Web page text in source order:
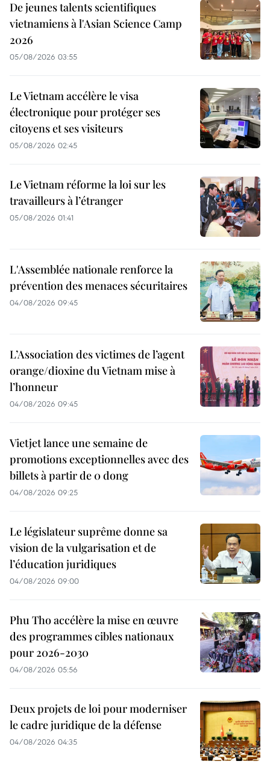
De jeunes talents scientifiques
vietnamiens à l'Asian Science Camp
2026
05/08/2026 03:55
Le Vietnam accélère le visa
électronique pour protéger ses
citoyens et ses visiteurs
05/08/2026 02:45
Le Vietnam réforme la loi sur les
travailleurs à l’étranger
05/08/2026 01:41
L'Assemblée nationale renforce la
prévention des menaces sécuritaires
04/08/2026 09:45
L’Association des victimes de l’agent
orange/dioxine du Vietnam mise à
l’honneur
04/08/2026 09:45
Vietjet lance une semaine de
promotions exceptionnelles avec des
billets à partir de 0 dong
04/08/2026 09:25
Le législateur suprême donne sa
vision de la vulgarisation et de
l’éducation juridiques
04/08/2026 09:00
Phu Tho accélère la mise en œuvre
des programmes cibles nationaux
pour 2026-2030
04/08/2026 05:56
Deux projets de loi pour moderniser
le cadre juridique de la défense
04/08/2026 04:35